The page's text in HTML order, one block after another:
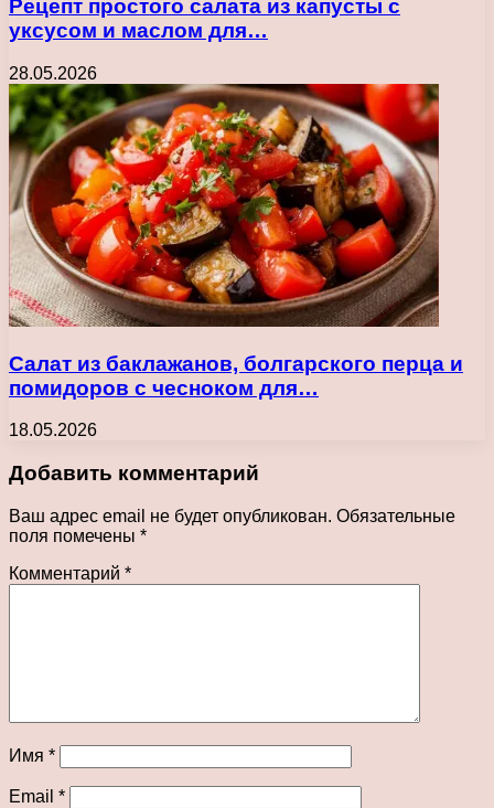
Рецепт простого салата из капусты с
уксусом и маслом для…
28.05.2026
Салат из баклажанов, болгарского перца и
помидоров с чесноком для…
18.05.2026
Добавить комментарий
Ваш адрес email не будет опубликован. Обязательные
поля помечены *
Комментарий *
Имя *
Email *